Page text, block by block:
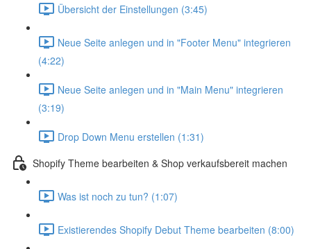
Übersicht der Einstellungen (3:45)
Neue Seite anlegen und in "Footer Menu" integrieren
(4:22)
Neue Seite anlegen und in "Main Menu" integrieren
(3:19)
Drop Down Menu erstellen (1:31)
Shopify Theme bearbeiten & Shop verkaufsbereit machen
Was ist noch zu tun? (1:07)
Existierendes Shopify Debut Theme bearbeiten (8:00)